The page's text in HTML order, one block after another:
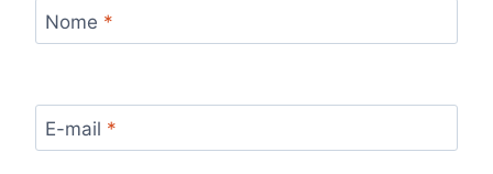
Nome *
E-mail *